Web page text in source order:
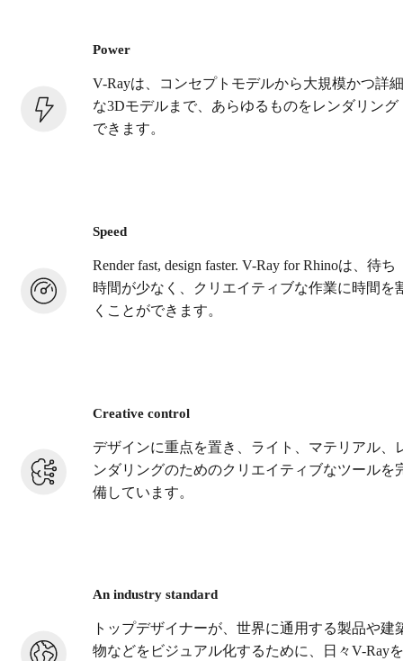
Power
V-Rayは、コンセプトモデルから大規模かつ詳細
な3Dモデルまで、あらゆるものをレンダリング
できます。
Speed
Render fast, design faster. V-Ray for Rhinoは、待ち
時間が少なく、クリエイティブな作業に時間を
くことができます。
Creative control
デザインに重点を置き、ライト、マテリアル、
ンダリングのためのクリエイティブなツールを
備しています。
An industry standard
トップデザイナーが、世界に通用する製品や建
物などをビジュアル化するために、日々V-Rayを